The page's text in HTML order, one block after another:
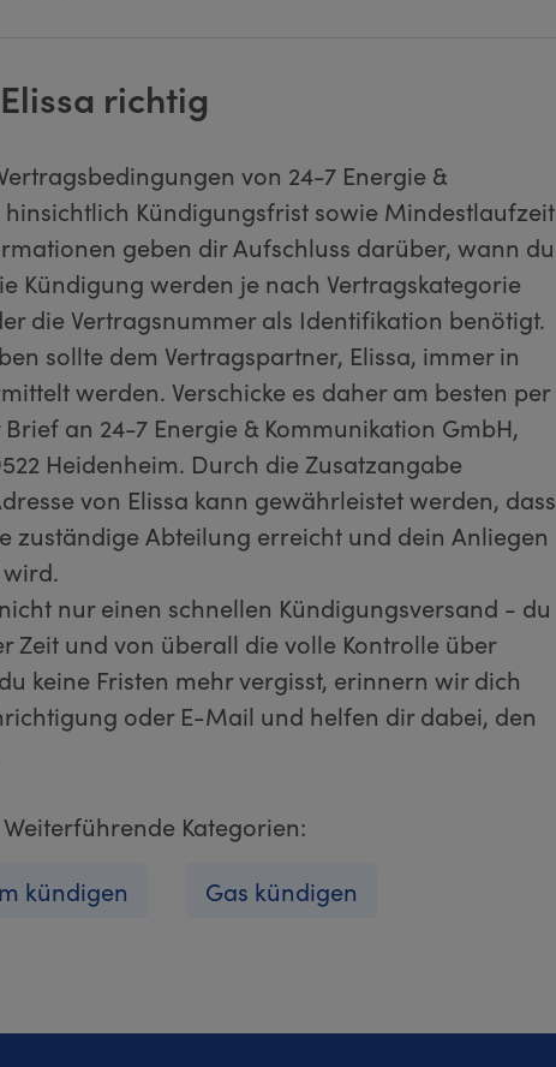
richtig
von 24-7 Energie &
Kündigungsfrist sowie Mindestlaufzeit
geben dir Aufschluss darüber, wann du
Kündigung werden je nach Vertragskategorie
die Vertragsnummer als Identifikation benötigt.
sollte dem Vertragspartner, Elissa, immer in
werden. Verschicke es daher am besten per
an 24-7 Energie & Kommunikation GmbH,
Heidenheim. Durch die Zusatzangabe
von Elissa kann gewährleistet werden, dass
zuständige Abteilung erreicht und dein Anliegen
nur einen schnellen Kündigungsversand - du
Zeit und von überall die volle Kontrolle über
keine Fristen mehr vergisst, erinnern wir dich
oder E-Mail und helfen dir dabei, den
Weiterführende Kategorien:
kündigen
Gas kündigen